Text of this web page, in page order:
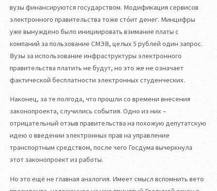
вузы финансируются государством. Модификация сервисов
электронного правительства тоже сто́ит денег. Минцифры
уже вынуждено было инициировать взимание платы с
компаний за пользование СМЭВ, целых 5 рублей один запрос.
Вузы за использование инфраструктуры электронного
правительства платить не будут, но это же не означает
фактической бесплатности электронных студенческих.
Наконец, за те полгода, что прошли со времени внесения
законопроекта, случились события. Одно из них –
отрицательный отзыв правительства на похожую депутатскую
идею о введении электронных прав на управление
транспортным средством, после чего Госдума вычеркнула
этот законопроект из работы.
Но это ещё не главная аналогия. Имеет смысл вспомнить вето